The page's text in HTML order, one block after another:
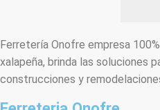
Ferretería Onofre empresa
xalapeña, brinda las soluciones
construcciones y